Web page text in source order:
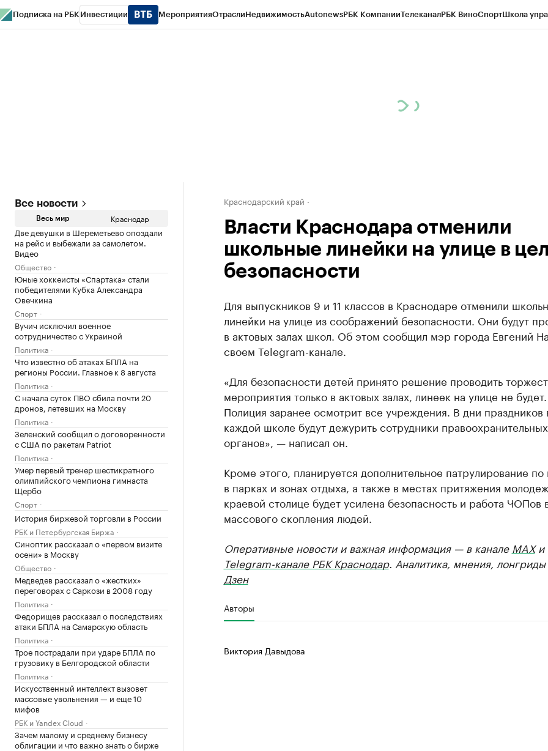
Подписка на РБК Инвестиции МероприятияОтраслиНедвижимостьAutonewsРБК КомпанииТелеканалРБК ВиноСпортШкола
Все новости
Весь мир Краснодар
Две девушки в Шереметьево опоздали
на рейс и выбежали за самолетом.
Видео
Общество
Юные хоккеисты «Спартака» стали
победителями Кубка Александра
Овечкина
Спорт
Вучич исключил военное
сотрудничество с Украиной
Политика
Что известно об атаках БПЛА на
регионы России. Главное к 8 августа
Политика
С начала суток ПВО сбила почти 20
дронов, летевших на Москву
Политика
Зеленский сообщил о договоренности
с США по ракетам Patriot
Политика
Умер первый тренер шестикратного
олимпийского чемпиона гимнаста
Щербо
Спорт
История биржевой торговли в России
РБК и Петербургская Биржа
Синоптик рассказал о «первом визите
осени» в Москву
Общество
Медведев рассказал о «жестких»
переговорах с Саркози в 2008 году
Политика
Федорищев рассказал о последствиях
атаки БПЛА на Самарскую область
Политика
Трое пострадали при ударе БПЛА по
грузовику в Белгородской области
Политика
Искусственный интеллект вызовет
массовые увольнения — и еще 10
мифов
РБК и Yandex Cloud
Зачем малому и среднему бизнесу
облигации и что важно знать о бирже
Краснодарский край
Власти Краснодара отменили
школьные линейки на улице в
безопасности
Для выпускников 9 и 11 классов в Краснодаре отменили
линейки на улице из соображений безопасности. Они будут
в актовых залах школ. Об этом сообщил мэр города Евгений
своем Telegram-канале.
«Для безопасности детей принято решение проводить
мероприятия только в актовых залах, линеек на улице не будет.
Полиция заранее осмотрит все учреждения. В дни праздников
каждой школе будут дежурить сотрудники правоохранительных
органов», — написал он.
Кроме этого, планируется дополнительное патрулирование по
в парках и зонах отдыха, а также в местах притяжения
краевой столице будет усилена безопасность и работа ЧОПов
массового скопления людей.
Оперативные новости и важная информация — в канале MAXи
Telegram-канале РБК Краснодар. Аналитика, мнения,
Дзен
Авторы
Виктория Давыдова